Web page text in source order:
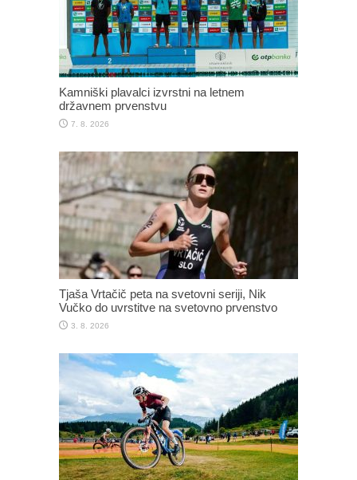
Kamniški plavalci izvrstni na letnem
državnem prvenstvu
7. 8. 2026
Tjaša Vrtačič peta na svetovni seriji, Nik
Vučko do uvrstitve na svetovno prvenstvo
3. 8. 2026